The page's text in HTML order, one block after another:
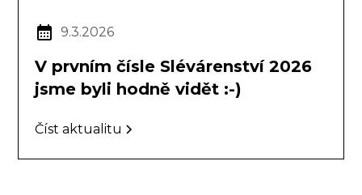
9.3.2026
V prvním čísle Slévárenství 2026
jsme byli hodně vidět :-)
Číst aktualitu